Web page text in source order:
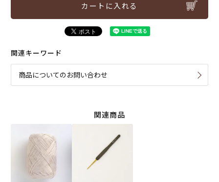
カートに入れる
関連キーワード
商品についてのお問い合わせ
関連商品